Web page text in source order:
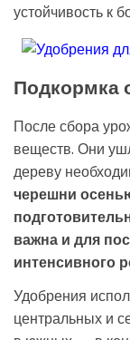
устойчивость к
Подкормка
После сбора
веществ. Они
дереву
черешни
важна и для
интенсивного
Удобрения
центральных и